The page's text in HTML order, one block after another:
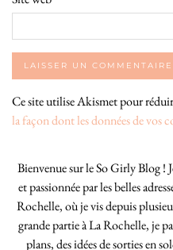
Ce site utilise Akismet pour
la façon dont les données de vos
Bienvenue sur le So Girly Blog !
et passionnée par les belles
Rochelle, où je vis depuis
grande partie à La Rochelle, je
plans, des idées de sorties en